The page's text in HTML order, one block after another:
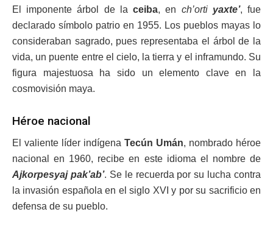
El imponente árbol de laceiba, en ch’orti yaxte’, fue
declarado símbolo patrio en 1955. Los pueblos mayas lo
consideraban sagrado, pues representaba el árbol de la
vida, un puente entre el cielo, la tierra y el inframundo. Su
figura majestuosa ha sido un elemento clave en la
cosmovisión maya.
Héroe nacional
El valiente líder indígena Tecún Umán, nombrado héroe
nacional en 1960, recibe en este idioma el nombre de
Ajkorpesyaj pak’ab’. Se le recuerda por su lucha contra
la invasión española en el siglo XVI y por su sacrificio en
defensa de su pueblo.